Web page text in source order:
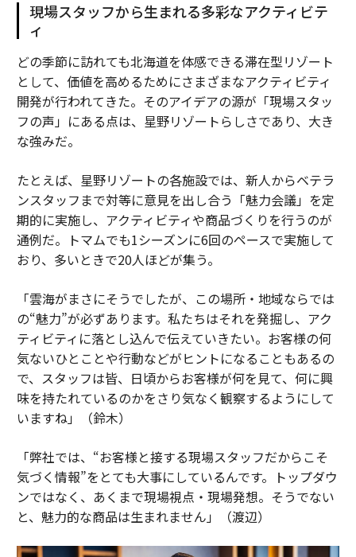
現場スタッフから生まれる多彩なアクティビテ
ィ
どの季節に訪れても北海道を体感できる滞在型リゾート
として、価値を高めるためにさまざまなアクティビティ
開発が行われてきた。そのアイデアの源が「現場スタッ
フの声」にある点は、星野リゾートらしさであり、大き
な強みだ。
たとえば、星野リゾートの各施設では、新人からベテラ
ンスタッフまで対等に意見を出し合う「魅力会議」を定
期的に実施し、アクティビティや商品づくりを行うのが
通例だ。トマムでも1シーズンに6回のペースで実施して
おり、多いときで20人ほどが集う。
「雲海がまさにそうでしたが、この場所・地域ならでは
の“魅力”が必ずあります。私たちはそれを発掘し、アク
ティビティに落とし込んで伝えていきたい。お客様の何
気ないひとことや行動などがヒントになることもあるの
で、スタッフは皆、日頃からお客様が何を見て、何に興
味を持たれているのかをさり気なく観察するようにして
いますね」（鈴木）
「弊社では、“お客様と接する現場スタッフだからこそ
気づく情報”をとても大事にしているんです。トップダウ
ンではなく、あくまで現場視点・現場発想。そうでない
と、魅力的な商品は生まれません」（渡辺）